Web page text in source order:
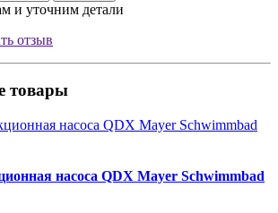
и уточним детали
отзыв
товары
насоса QDX Mayer Schwimmbad